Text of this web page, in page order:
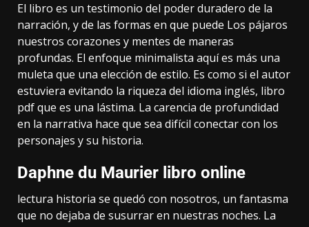
El libro es un testimonio del poder duradero de la
narración, y de las formas en que puede Los pájaros
nuestros corazones y mentes de maneras
profundas. El enfoque minimalista aquí es más una
muleta que una elección de estilo. Es como si el autor
estuviera evitando la riqueza del idioma inglés, libro
pdf que es una lástima. La carencia de profundidad
en la narrativa hace que sea difícil conectar con los
personajes y su historia.
Daphne du Maurier libro online​
lectura historia se quedó con nosotros, un fantasma
que no dejaba de susurrar en nuestras noches. La